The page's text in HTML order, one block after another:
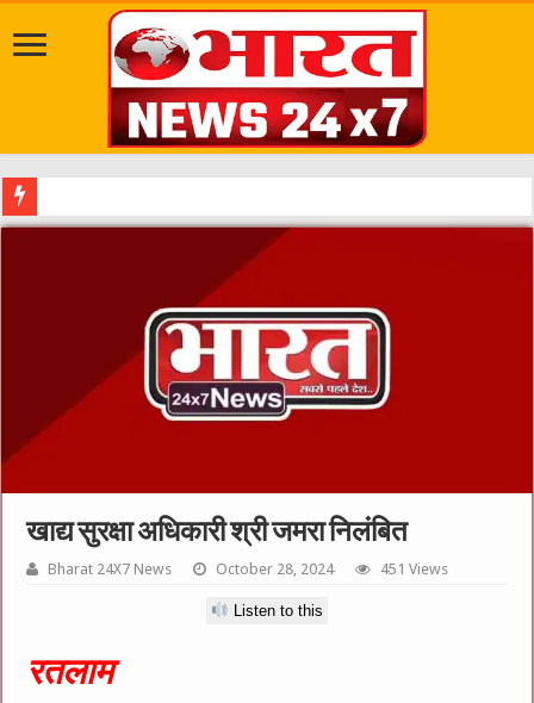
खाद्य सुरक्षा अधिकारी श्री जमरा निलंबित
Bharat 24X7 News October 28, 2024 451 Views
Listen to this
रतलाम